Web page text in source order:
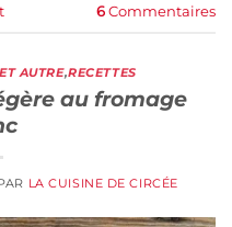
6 Commentaires
AUTRE,RECETTES
au fromage
LA CUISINE DE CIRCÉE